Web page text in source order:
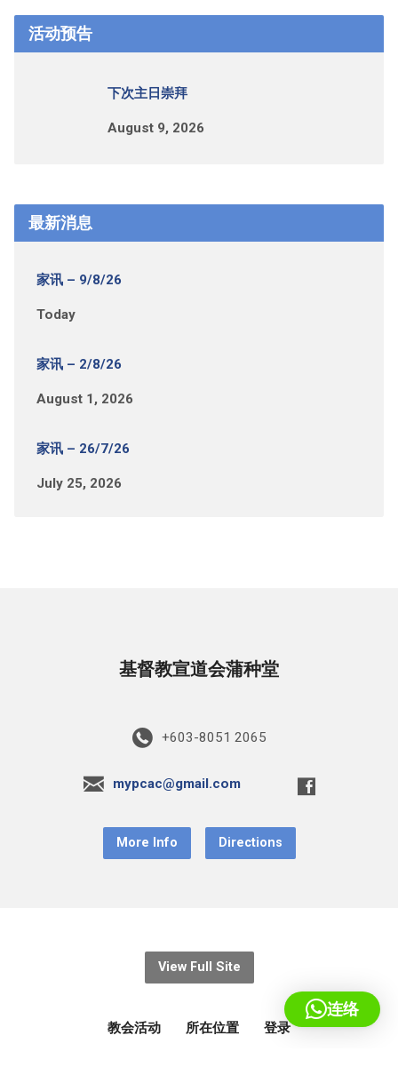
活动预告
下次主日崇拜
August 9, 2026
最新消息
家讯 – 9/8/26
Today
家讯 – 2/8/26
August 1, 2026
家讯 – 26/7/26
July 25, 2026
基督教宣道会蒲种堂
+603-8051 2065
mypcac@gmail.com
More Info Directions
View Full Site
教会活动 所在位置 登录
连络